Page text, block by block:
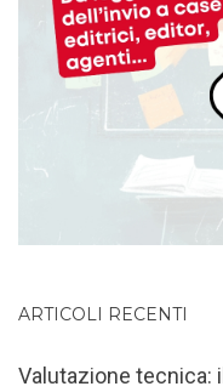
ARTICOLI RECENTI
Valutazione tecnica: